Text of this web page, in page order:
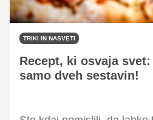
TRIKI IN NASVETI
Recept, ki osvaja
samo dveh sestavin!